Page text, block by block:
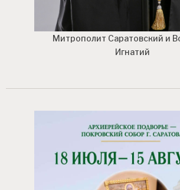
Митрополит Саратовский и
Игнатий